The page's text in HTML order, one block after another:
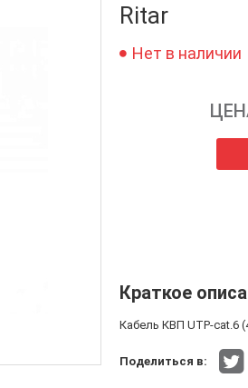
Ritar
Нет в наличии
Краткое
Кабель КВП UTP-cat.6
Поделиться в: